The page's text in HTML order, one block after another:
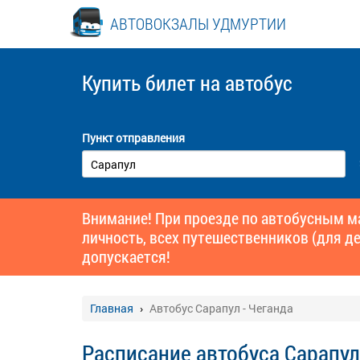
АВТОВОКЗАЛЫ УДМУРТИИ
Купить билет на автобус
Пункт отправления
Внимание! При проезде по автобусным
личность, всех путешественников (для
допускается!
Главная Автобус Сарапул - Чеганда
Расписание автобуса